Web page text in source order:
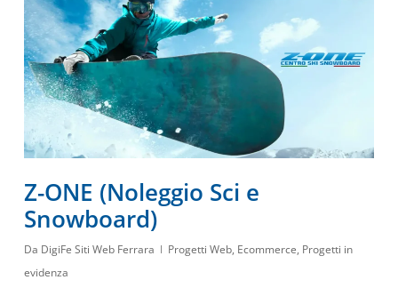
Z-ONE (Noleggio Sci e
Snowboard)
Da DigiFe Siti Web Ferrara Progetti Web, Ecommerce, Progetti in
evidenza